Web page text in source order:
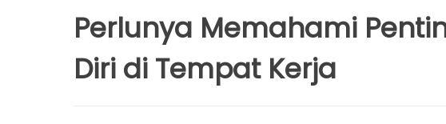
Perlunya Memahami
Diri di Tempat Kerja